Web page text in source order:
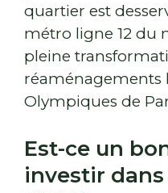
quartier est
métro ligne 12 du
pleine
réaménagements
Olympiques de
Est-ce un
investir